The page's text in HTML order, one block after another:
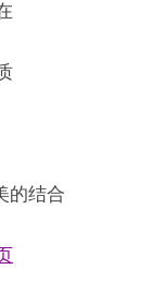
的结合